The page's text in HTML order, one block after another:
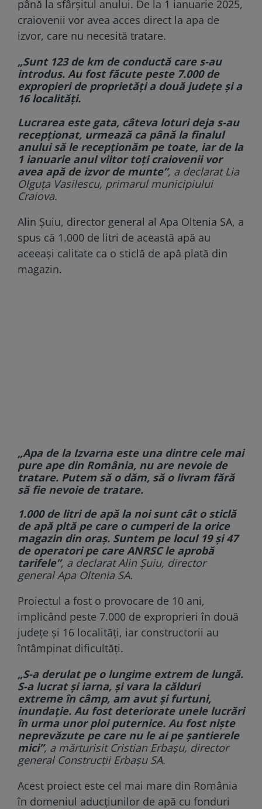
până la sfârșitul anului. De la 1 ianuarie 2025,
craiovenii vor avea acces direct la apa de
izvor, care nu necesită tratare.
„Sunt 123 de km de conductă care s-au
introdus. Au fost făcute peste 7.000 de
expropieri de proprietăți a două județe și a
16 localități.
Lucrarea este gata, câteva loturi deja s-au
recepționat, urmează ca până la finalul
anului să le recepționăm pe toate, iar de la
1 ianuarie anul viitor toți craiovenii vor
avea apă de izvor de munte”, a declarat Lia
Olguța Vasilescu, primarul municipiului
Craiova.
Alin Șuiu, director general al Apa Oltenia SA, a
spus că 1.000 de litri de această apă au
aceeași calitate ca o sticlă de apă plată din
magazin.
„Apa de la Izvarna este una dintre cele mai
pure ape din România, nu are nevoie de
tratare. Putem să o dăm, să o livram fără
să fie nevoie de tratare.
1.000 de litri de apă la noi sunt cât o sticlă
de apă pltă pe care o cumperi de la orice
magazin din oraș. Suntem pe locul 19 și 47
de operatori pe care ANRSC le aprobă
tarifele”, a declarat Alin Șuiu, director
general Apa Oltenia SA.
Proiectul a fost o provocare de 10 ani,
implicând peste 7.000 de exproprieri în două
județe și 16 localități, iar constructorii au
întâmpinat dificultăți.
„S-a derulat pe o lungime extrem de lungă.
S-a lucrat și iarna, și vara la călduri
extreme în câmp, am avut și furtuni,
inundație. Au fost deteriorate unele lucrări
în urma unor ploi puternice. Au fost niște
neprevăzute pe care nu le ai pe șantierele
mici”, a mărturisit Cristian Erbașu, director
general Construcții Erbașu SA.
Acest proiect este cel mai mare din România
în domeniul aducțiunilor de apă cu fonduri